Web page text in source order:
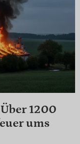
1200
ums